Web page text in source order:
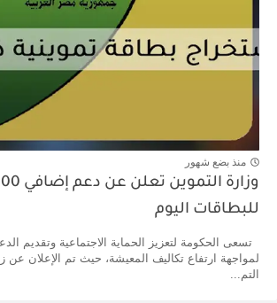
منذ بضع شهور
للبطاقات اليوم
تسعى الحكومة لتعزيز الحماية الاجتماعية وتقديم
لمواجهة ارتفاع تكاليف المعيشة، حيث تم الإعلان عن
التم...